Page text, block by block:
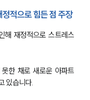
적으로 힘든 점 주장
해 재정적으로 스트레스
한 채로 새로운 아파트
있습니다.